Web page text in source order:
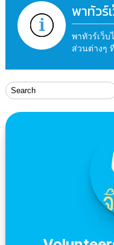
พาทัวร์
พาทัวร์เว็
ส่วนต่างๆ